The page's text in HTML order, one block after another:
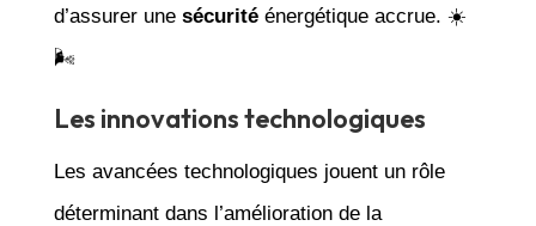
d’assurer une sécuritéénergétique accrue. ☀️
🌬️
Les innovations technologiques
Les avancées technologiques jouent un rôle
déterminant dans l’amélioration de la